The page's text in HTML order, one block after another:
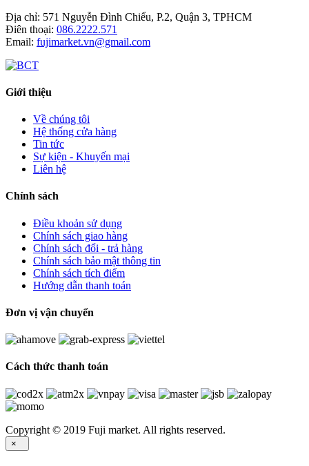
Địa chỉ: 571 Nguyễn Đình Chiểu, P.2, Quận 3, TPHCM
Điên thoại: 086.2222.571
Email: fujimarket.vn@gmail.com
Giới thiệu
Về chúng tôi
Hệ thống cửa hàng
Tin tức
Sự kiện - Khuyến mại
Liên hệ
Chính sách
Điều khoản sử dụng
Chính sách giao hàng
Chính sách đổi - trả hàng
Chính sách bảo mật thông tin
Chính sách tích điểm
Hướng dẫn thanh toán
Đơn vị vận chuyển
Cách thức thanh toán
Copyright © 2019 Fuji market. All rights reserved.
×